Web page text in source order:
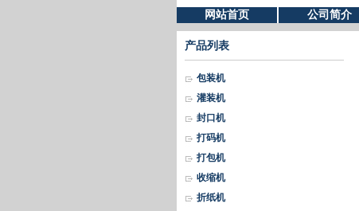
网站首页 公司简介
产品列表
包装机
灌装机
封口机
打码机
打包机
收缩机
折纸机